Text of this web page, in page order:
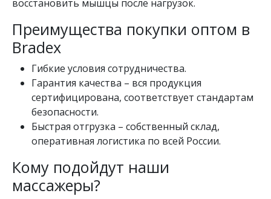
восстановить мышцы после нагрузок.
Преимущества покупки оптом в
Bradex
Гибкие условия сотрудничества.
Гарантия качества – вся продукция
сертифицирована, соответствует стандартам
безопасности.
Быстрая отгрузка – собственный склад,
оперативная логистика по всей России.
Кому подойдут наши
массажеры?